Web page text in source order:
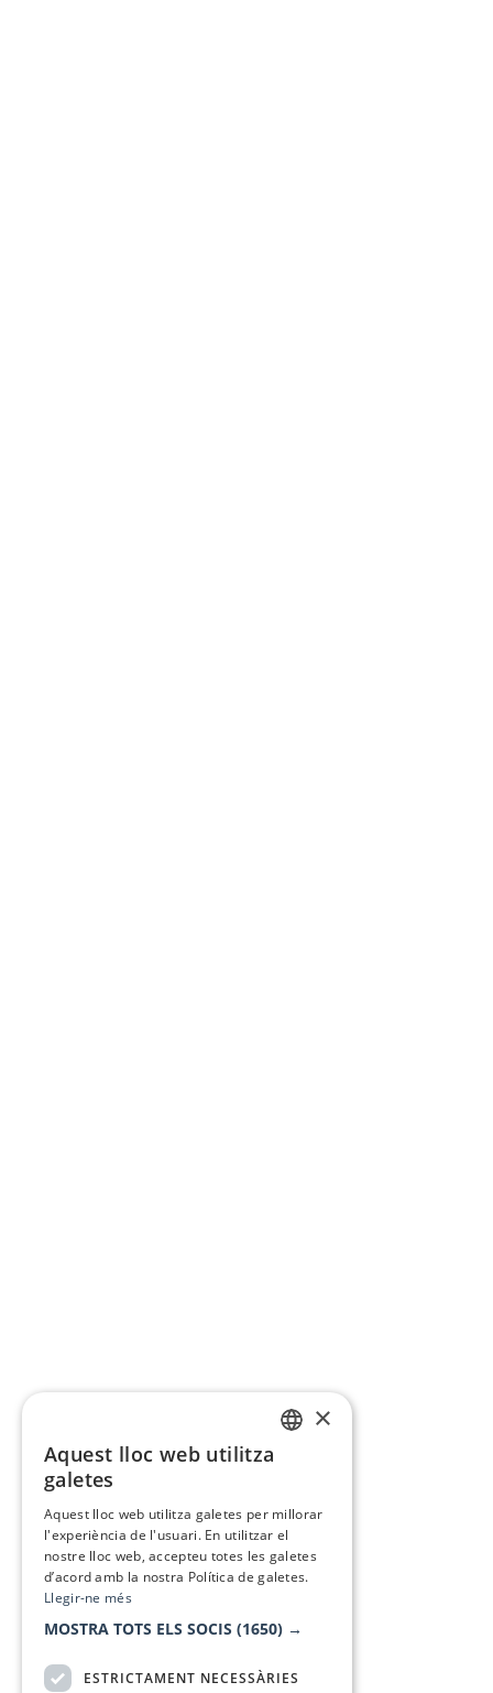
×
Aquest lloc web utilitza
galetes
Aquest lloc web utilitza galetes per millorar
l'experiència de l'usuari. En utilitzar el
nostre lloc web, accepteu totes les galetes
d’acord amb la nostra Política de galetes.
Llegir-ne més
MOSTRA TOTS ELS SOCIS (1650) →
ESTRICTAMENT NECESSÀRIES